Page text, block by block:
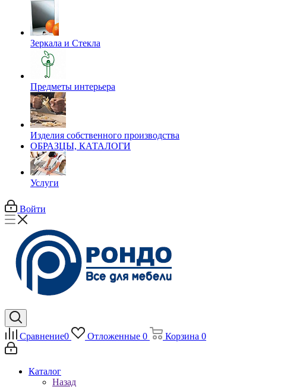
Зеркала и Стекла
Предметы интерьера
Изделия собственного производства
ОБРАЗЦЫ, КАТАЛОГИ
Услуги
Войти
Сравнение0 Отложенные 0 Корзина 0
Каталог
Назад